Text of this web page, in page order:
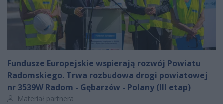
Fundusze Europejskie wspierają rozwój Powiatu
Radomskiego. Trwa rozbudowa drogi powiatowej
nr 3539W Radom - Gębarzów - Polany (III etap)
Autor artykułu:
Materiał partnera